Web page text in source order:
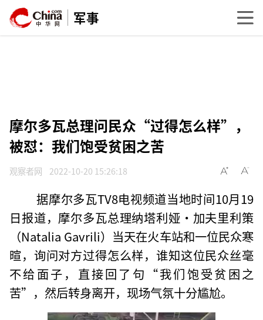
军事
摩尔多瓦总理问民众“过得怎么样”，
被怼：我们饱受贫困之苦
观察者网 2022-10-20 15:26:18
据摩尔多瓦TV8电视频道当地时间10月19
日报道，摩尔多瓦总理纳塔利娅·加夫里利策
（Natalia Gavrili）当天在火车站和一位民众寒
暄，询问对方过得怎么样，谁知这位民众丝毫
不给面子，直接回了句“我们饱受贫困之
苦”，然后转身离开，现场气氛十分尴尬。